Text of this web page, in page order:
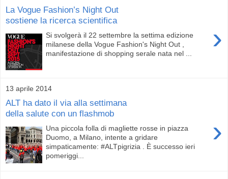
La Vogue Fashion’s Night Out
sostiene la ricerca scientifica
›
Si svolgerà il 22 settembre la settima edizione
milanese della Vogue Fashion's Night Out ,
manifestazione di shopping serale nata nel ...
13 aprile 2014
ALT ha dato il via alla settimana
della salute con un flashmob
›
Una piccola folla di magliette rosse in piazza
Duomo, a Milano, intente a gridare
simpaticamente: #ALTpigrizia . È successo ieri
pomeriggi...